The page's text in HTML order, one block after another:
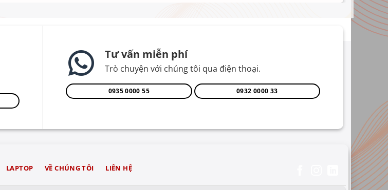
Tư vấn miễn phí
Trò chuyện với chúng tôi qua điện thoại.
0935 0000 55 0932 0000 33
LAPTOP VỀ CHÚNG TÔI LIÊN HỆ